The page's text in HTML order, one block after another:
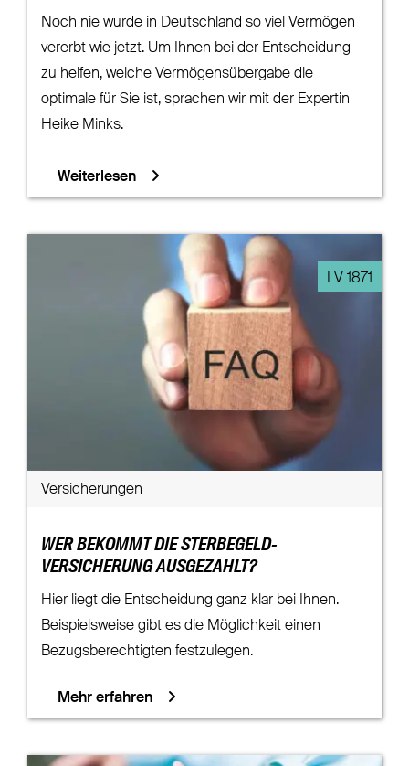
Noch nie wurde in Deutschland so viel Vermögen
vererbt wie jetzt. Um Ihnen bei der Entscheidung
zu helfen, welche Vermögensübergabe die
optimale für Sie ist, sprachen wir mit der Expertin
Heike Minks.
Weiterlesen
LV 1871
Versicherungen
WER BEKOMMT DIE STERBEGELD-
VERSICHERUNG AUSGEZAHLT?
Hier liegt die Entscheidung ganz klar bei Ihnen.
Beispielsweise gibt es die Möglichkeit einen
Bezugsberechtigten festzulegen.
Mehr erfahren